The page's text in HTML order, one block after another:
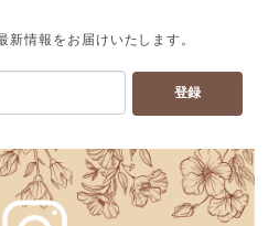
情報をお届けいたします。
登録